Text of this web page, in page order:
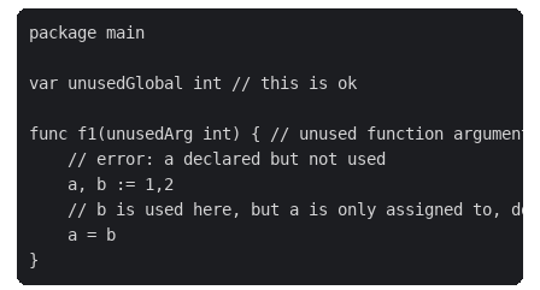
package main
var unusedGlobal int // this is ok
func f1(unusedArg int) { // unused function
    // error: a declared but not used
    a, b := 1,2
// b is used here, but a is only assigned to,
    a = b